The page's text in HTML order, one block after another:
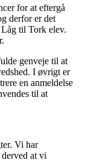
for at eftergå
derfor er det
til Tork elev.
genveje til at
I øvrigt er
en anmeldelse
til at
Vi har
at vi